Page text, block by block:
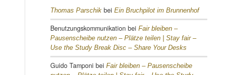
Thomas Parschik bei Ein Bruchpilot im Brunnenhof
Benutzungskommunikation bei Fair bleiben –
Pausenscheibe nutzen – Plätze teilen | Stay fair –
Use the Study Break Disc – Share Your Desks
Guido Tamponi bei Fair bleiben – Pausenscheibe